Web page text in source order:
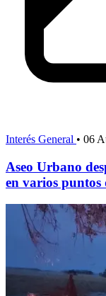
Interés General • 06
Aseo Urbano
en varios